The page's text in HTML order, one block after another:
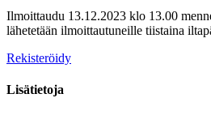
Ilmoittaudu 13.12.2023 klo 13.00
lähetetään ilmoittautuneille tiistaina
Rekisteröidy
Lisätietoja